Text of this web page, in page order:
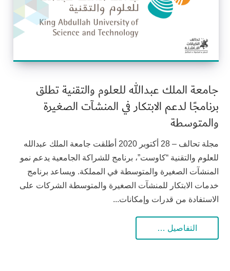
جامعة الملك عبدالله للعلوم والتقنية تطلق
برنامجًا لدعم الابتكار في المنشآت الصغيرة
والمتوسطة
مجلة تحالف – 28 أكتوبر 2020 أطلقت جامعة الملك عبدالله
للعلوم والتقنية “كاوست”، برنامج للشراكة الجامعية يدعم نمو
المنشآت الصغيرة والمتوسطة في المملكة. ويساعد برنامج
خدمات الابتكار للمنشآت الصغيرة والمتوسطة الشركات على
الاستفادة من قدرات وإمكانات...
التفاصيل …